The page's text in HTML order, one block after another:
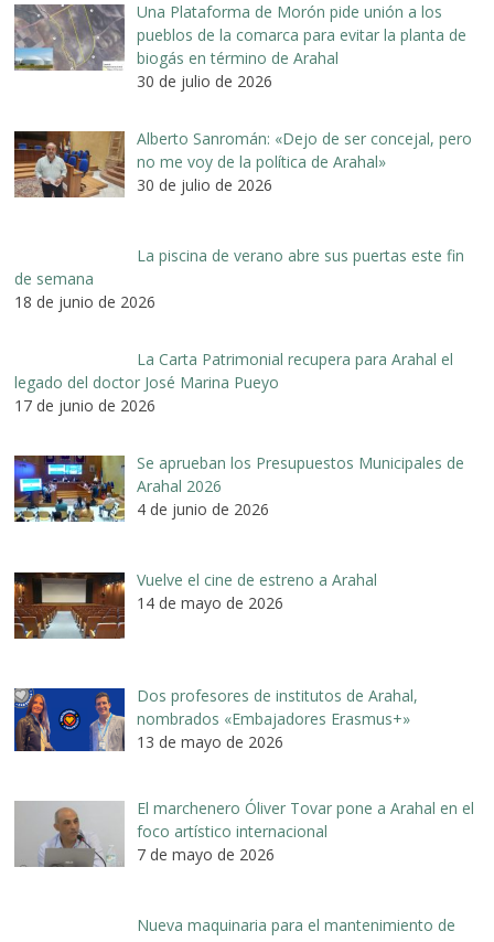
Una Plataforma de Morón pide unión a los
pueblos de la comarca para evitar la planta de
biogás en término de Arahal
30 de julio de 2026
Alberto Sanromán: «Dejo de ser concejal, pero
no me voy de la política de Arahal»
30 de julio de 2026
La piscina de verano abre sus puertas este fin
de semana
18 de junio de 2026
La Carta Patrimonial recupera para Arahal el
legado del doctor José Marina Pueyo
17 de junio de 2026
Se aprueban los Presupuestos Municipales de
Arahal 2026
4 de junio de 2026
Vuelve el cine de estreno a Arahal
14 de mayo de 2026
Dos profesores de institutos de Arahal,
nombrados «Embajadores Erasmus+»
13 de mayo de 2026
El marchenero Óliver Tovar pone a Arahal en el
foco artístico internacional
7 de mayo de 2026
Nueva maquinaria para el mantenimiento de